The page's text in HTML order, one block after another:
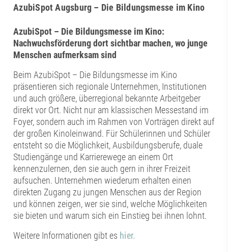
AzubiSpot Augsburg – Die Bildungsmesse im Kino
AzubiSpot – Die Bildungsmesse im Kino:
Nachwuchsförderung dort sichtbar machen, wo junge
Menschen aufmerksam sind
Beim AzubiSpot – Die Bildungsmesse im Kino
präsentieren sich regionale Unternehmen, Institutionen
und auch größere, überregional bekannte Arbeitgeber
direkt vor Ort. Nicht nur am klassischen Messestand im
Foyer, sondern auch im Rahmen von Vorträgen direkt auf
der großen Kinoleinwand. Für Schülerinnen und Schüler
entsteht so die Möglichkeit, Ausbildungsberufe, duale
Studiengänge und Karrierewege an einem Ort
kennenzulernen, den sie auch gern in ihrer Freizeit
aufsuchen. Unternehmen wiederum erhalten einen
direkten Zugang zu jungen Menschen aus der Region
und können zeigen, wer sie sind, welche Möglichkeiten
sie bieten und warum sich ein Einstieg bei ihnen lohnt.
Weitere Informationen gibt es hier.